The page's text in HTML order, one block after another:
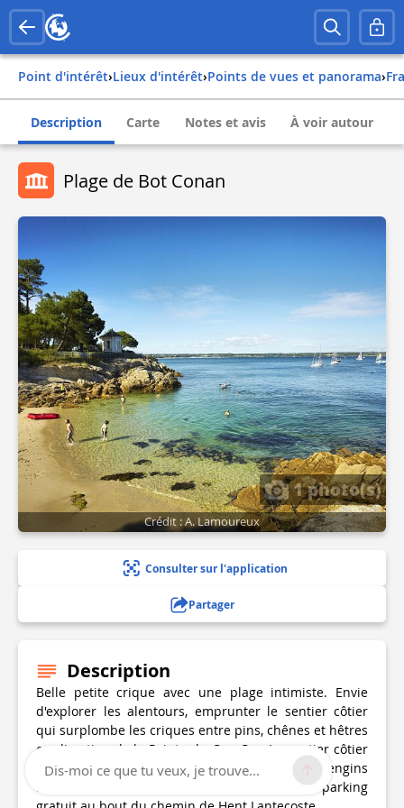
Point d'intérêt› Lieux d'intérêt› Points de vues et panorama›
Description Carte Notes et avis À voir autour
Plage de Bot Conan
1 photo(s)
Crédit : A. Lamoureux
Consulter sur l'application
Partager
Description
Belle petite crique avec une plage intimiste. Envie
d'explorer les alentours, emprunter le sentier côtier
qui surplombe les criques entre pins, chênes et hêtres
en direction de la Pointe du Cap-Coz. Le sentier côtier
GR34 est interdit au vélos, VTT, ou tout autres engins
roulants. Laisser votre deux roues sur le parking
Dis-moi ce que tu veux, je trouve...